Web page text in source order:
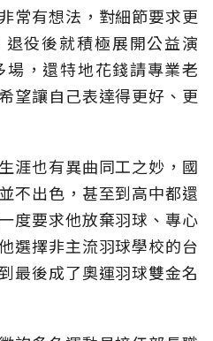
常有想法，對細節要求更
役後就積極展開公益演
，還特地花錢請專業老
望讓自己表達得更好、更
涯也有異曲同工之妙，國
不出色，甚至到高中都還
度要求他放棄羽球、專心
選擇非主流羽球學校的台
最後成了奧運羽球雙金名